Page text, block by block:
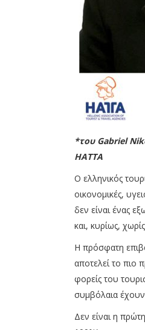
*του Gabriel
HATTA
Ο ελληνικός
οικονομικές,
δεν είναι ένας
και, κυρίως,
Η πρόσφατη
αποτελεί το πιο
φορείς του
συμβόλαια έχουν
Δεν είναι η